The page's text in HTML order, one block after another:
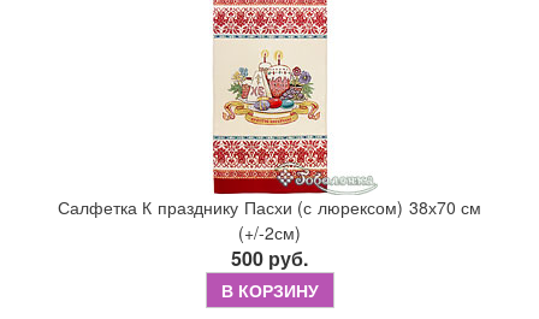
Салфетка К празднику Пасхи (с люрексом) 38х70 см
(+/-2см)
500 руб.
В КОРЗИНУ